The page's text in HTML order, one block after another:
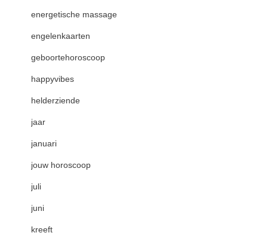
energetische massage
engelenkaarten
geboortehoroscoop
happyvibes
helderziende
jaar
januari
jouw horoscoop
juli
juni
kreeft